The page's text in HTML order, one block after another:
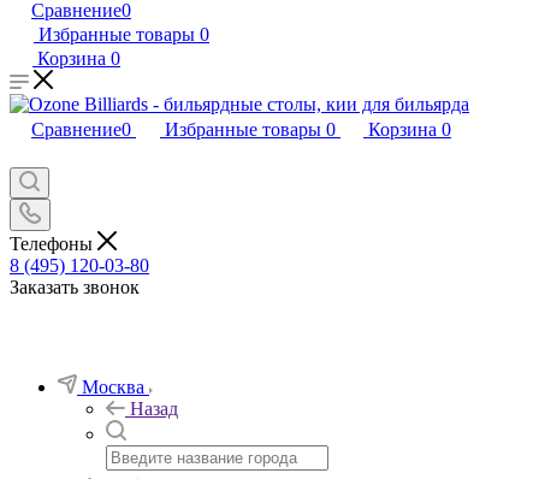
Сравнение0
Избранные товары 0
Корзина 0
Сравнение0 Избранные товары 0 Корзина 0
Телефоны
8 (495) 120-03-80
Заказать звонок
Москва
Назад